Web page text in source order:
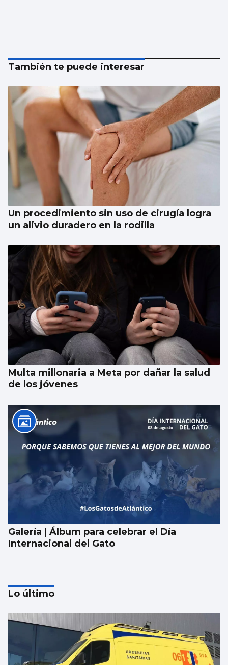
También te puede interesar
Un procedimiento sin uso de cirugía logra
un alivio duradero en la rodilla
Multa millonaria a Meta por dañar la salud
de los jóvenes
Galería | Álbum para celebrar el Día
Internacional del Gato
Lo último